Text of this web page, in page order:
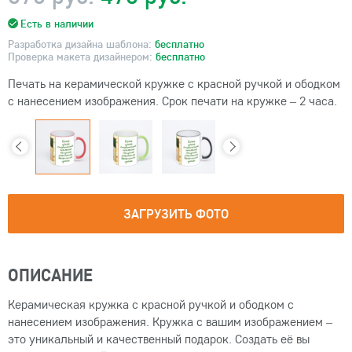
Есть в наличии
Разработка дизайна шаблона: бесплатно
Проверка макета дизайнером: бесплатно
Печать на керамической кружке с красной ручкой и ободком
с нанесением изображения. Срок печати на кружке – 2 часа.
ЗАГРУЗИТЬ ФОТО
ОПИСАНИЕ
Керамическая кружка с красной ручкой и ободком с
нанесением изображения. Кружка с вашим изображением –
это уникальный и качественный подарок. Создать её вы